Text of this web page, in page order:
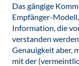
Das gängige
Empfänger-
Information, die
verstanden
Genauigkeit aber,
mit der